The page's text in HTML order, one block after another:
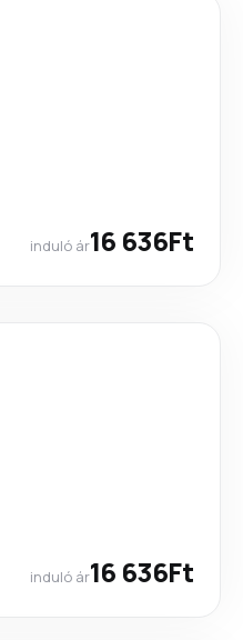
induló ár16 636Ft
induló ár16 636Ft